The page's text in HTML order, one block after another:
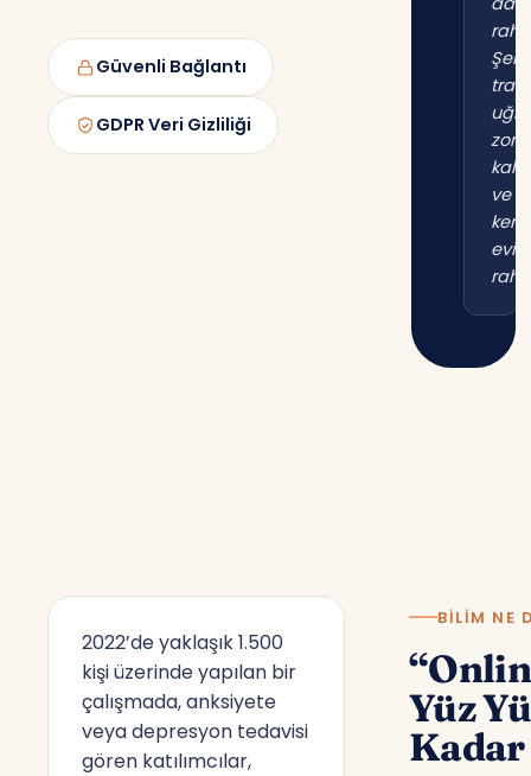
Güvenli Bağlantı
GDPR Veri Gizliliği
ve
2022’de yaklaşık 1.500
kişi üzerinde yapılan bir
çalışmada, anksiyete
veya depresyon tedavisi
gören katılımcılar,
BILIM NE
Yüz